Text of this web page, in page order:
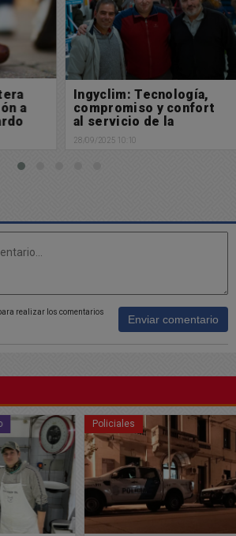
a
Ingyclim: Tecnología,
compromiso y confort
al servicio de la
climatización
28/09/2025 10:10
realizar los comentarios
Enviar comentario
Policiales